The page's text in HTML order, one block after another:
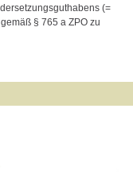
(=
gemäß § 765 a ZPO zu